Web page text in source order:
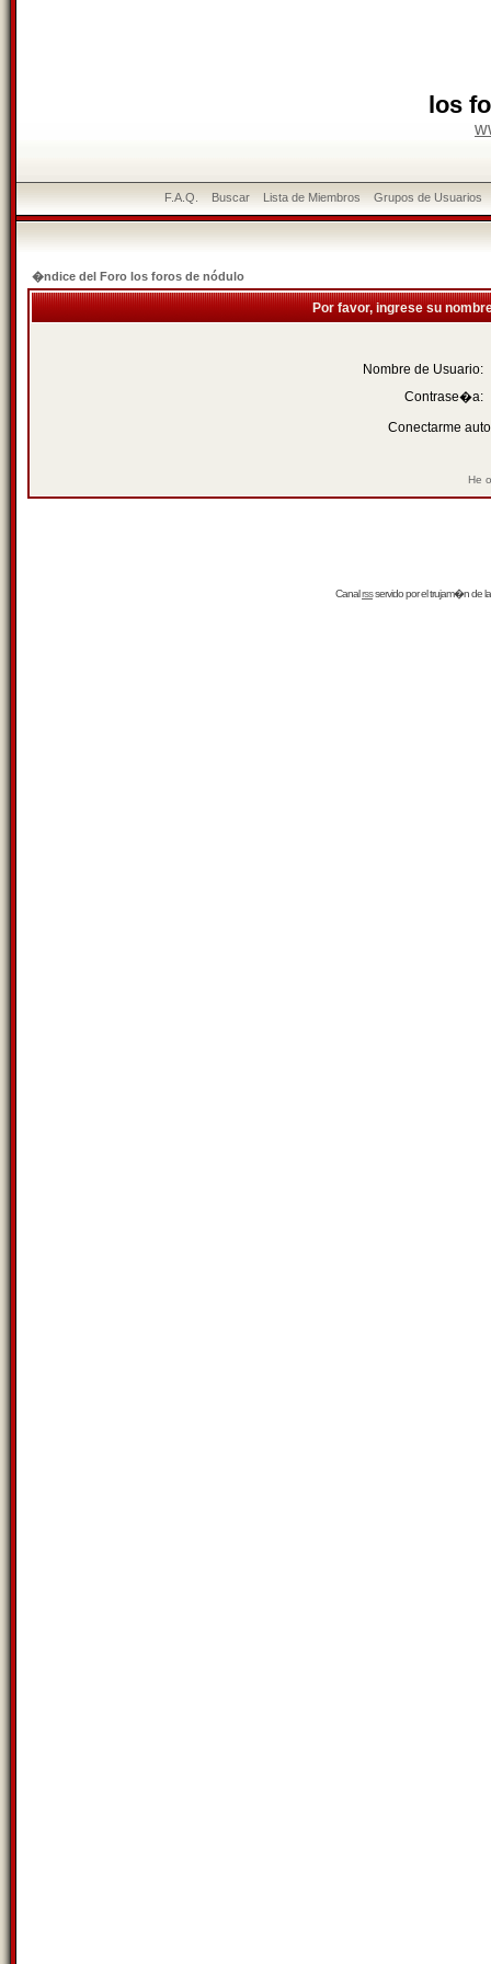
los
F.A.Q. Buscar Lista de Miembros Grupos de Usuarios
�ndice del Foro los foros de nódulo
Por favor, ingrese su
Nombre de Usuario:
Contrase�a:
Conectarme
He
Canalrssservido por eltrujam�nde